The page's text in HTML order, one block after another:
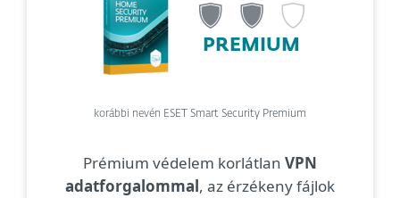
PREMIUM
korábbi nevén ESET Smart Security Premium
Prémium védelem korlátlan VPN
adatforgalommal, az érzékeny fájlok